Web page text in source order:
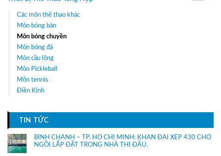
Các môn thể thao khác
Môn bóng bàn
Môn bóng chuyền
Môn bóng đá
Môn cầu lông
Môn Pickleball
Môn tennis
Điền Kinh
TIN TỨC
BÌNH CHÁNH – TP. HỒ CHÍ MINH: KHÁN ĐÀI XẾP 430 CHỔ
NGỒI LẮP ĐẶT TRONG NHÀ THI ĐẤU.